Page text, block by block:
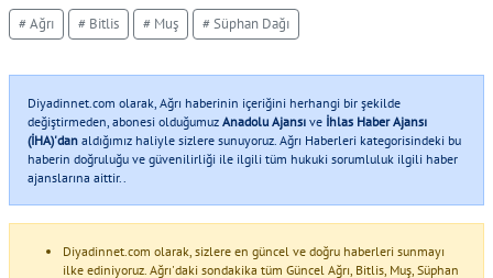
# Ağrı # Bitlis # Muş # Süphan Dağı
Diyadinnet.com olarak, Ağrı haberinin içeriğini herhangi bir şekilde
değiştirmeden, abonesi olduğumuz Anadolu Ajansı ve İhlas Haber Ajansı
(İHA)'dan aldığımız haliyle sizlere sunuyoruz. Ağrı Haberleri kategorisindeki bu
haberin doğruluğu ve güvenilirliği ile ilgili tüm hukuki sorumluluk ilgili haber
ajanslarına aittir..
Diyadinnet.com olarak, sizlere en güncel ve doğru haberleri sunmayı
ilke ediniyoruz. Ağrı'daki sondakika tüm Güncel Ağrı, Bitlis, Muş, Süphan